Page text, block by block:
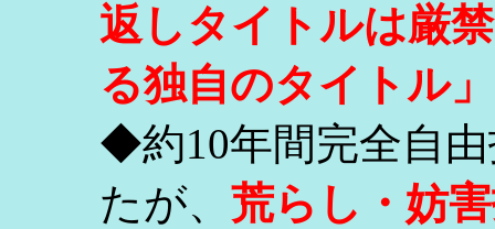
返しタイトルは厳
る独自のタイトル
◆約10年間完全自
たが、 荒らし・妨